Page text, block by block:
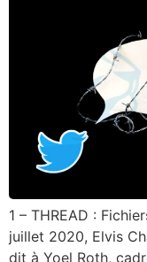
1 – THREAD :
juillet 2020, Elvis
dit à Yoel Roth,